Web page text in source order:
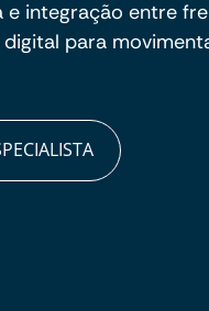
e integração entre
para